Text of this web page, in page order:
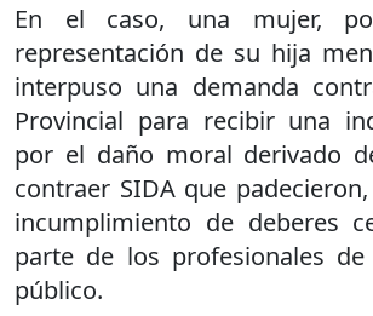
En el caso, una mujer,
representación de su hija
interpuso una demanda
Provincial para recibir una
por el daño moral derivado
contraer SIDA que
incumplimiento de deberes
parte de los profesionales
público.